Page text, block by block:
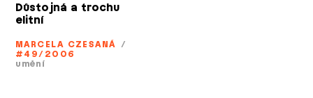
Důstojná a trochu
elitní
MARCELA CZESANÁ /
#49/2006
umění